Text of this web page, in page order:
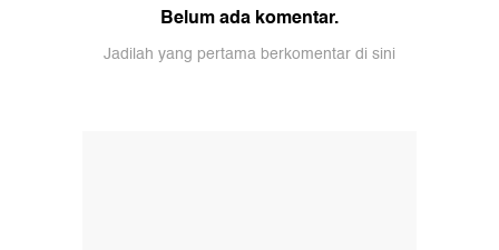
Belum ada komentar.
Jadilah yang pertama berkomentar di sini